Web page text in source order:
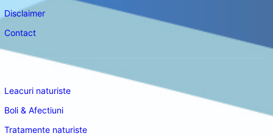
Disclaimer
Contact
Leacuri naturiste
Boli & Afectiuni
Tratamente naturiste